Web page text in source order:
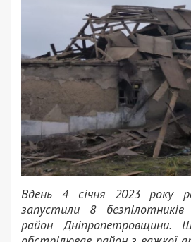
Вдень 4 січня 2023 року
запустили 8 безпілотників
район Дніпропетровщини.